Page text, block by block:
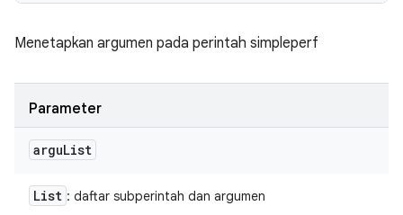
Menetapkan argumen pada perintah simpleperf
Parameter
arguList
List : daftar subperintah dan argumen